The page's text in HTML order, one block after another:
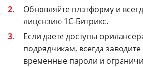
Обновляйте платформу и
лицензию 1С-Битрикс.
Если даете доступы
подрядчикам, всегда заводите
временные пароли и